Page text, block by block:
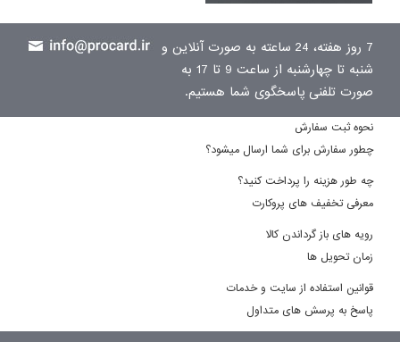
7 روز هفته، 24 ساعته به صورت آنلاین و
شنبه تا چهارشنبه از ساعت 9 تا 17 به
صورت تلفنی پاسخگوی شما هستیم.
نحوه ثبت سفارش
چطور سفارش برای شما ارسال میشود؟
چه طور هزینه را پرداخت کنید؟
معرفی تخفیف های پروکارت
رویه های باز گرداندن کالا
زمان تحویل ها
قوانین استفاده از سایت و خدمات
پاسخ به پرسش های متداول